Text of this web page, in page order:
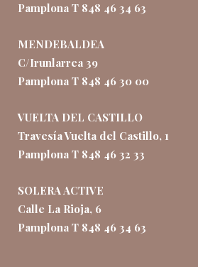
Pamplona T 848 46 34 63
MENDEBALDEA
C/Irunlarrea 39
Pamplona T 848 46 30 00
VUELTA DEL CASTILLO
Travesía Vuelta del Castillo, 1
Pamplona T 848 46 32 33
SOLERA ACTIVE
Calle La Rioja, 6
Pamplona T 848 46 34 63